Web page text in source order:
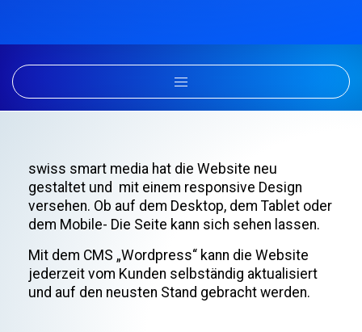
swiss smart media hat die Website neu
gestaltet und mit einem responsive Design
versehen. Ob auf dem Desktop, dem Tablet oder
dem Mobile- Die Seite kann sich sehen lassen.
Mit dem CMS „Wordpress“ kann die Website
jederzeit vom Kunden selbständig aktualisiert
und auf den neusten Stand gebracht werden.